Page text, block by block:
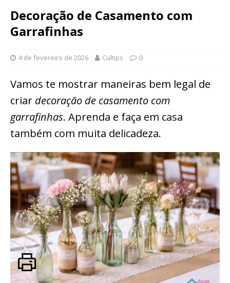
Decoração de Casamento com
Garrafinhas
4 de fevereiro de 2026 Cultips 0
Vamos te mostrar maneiras bem legal de
criar decoração de casamento com
garrafinhas. Aprenda e faça em casa
também com muita delicadeza.